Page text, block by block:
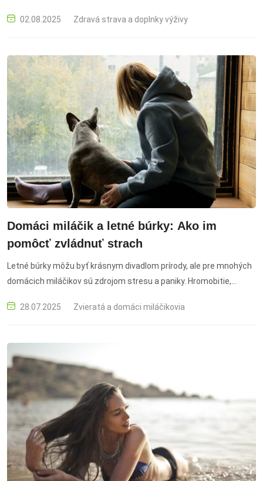
grilovanie, vláknina v strave.
02.08.2025 Zdravá strava a doplnky výživy
Domáci miláčik a letné búrky: Ako im
pomôcť zvládnuť strach
Letné búrky môžu byť krásnym divadlom prírody, ale pre mnohých
domácich miláčikov sú zdrojom stresu a paniky. Hromobitie,
mačiek silnú úzkosť. Ako im v tomto období pomôcť?
28.07.2025 Zvieratá a domáci miláčikovia